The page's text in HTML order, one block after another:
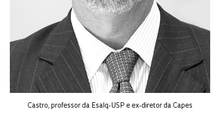
Castro, professor da Esalq-USP e ex-diretor da Capes